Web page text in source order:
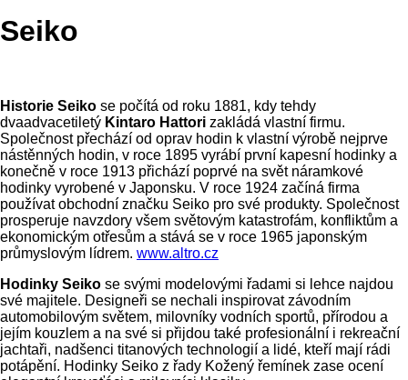
Seiko
Historie Seiko se počítá od roku 1881, kdy tehdy
dvaadvacetiletý Kintaro Hattori zakládá vlastní firmu.
Společnost přechází od oprav hodin k vlastní výrobě nejprve
nástěnných hodin, v roce 1895 vyrábí první kapesní hodinky a
konečně v roce 1913 přichází poprvé na svět náramkové
hodinky vyrobené v Japonsku. V roce 1924 začíná firma
používat obchodní značku Seiko pro své produkty. Společnost
prosperuje navzdory všem světovým katastrofám, konfliktům a
ekonomickým otřesům a stává se v roce 1965 japonským
průmyslovým lídrem. www.altro.cz
Hodinky Seiko se svými modelovými řadami si lehce najdou
své majitele. Designeři se nechali inspirovat závodním
automobilovým světem, milovníky vodních sportů, přírodou a
jejím kouzlem a na své si přijdou také profesionální i rekreační
jachtaři, nadšenci titanových technologií a lidé, kteří mají rádi
potápění. Hodinky Seiko z řady Kožený řemínek zase ocení